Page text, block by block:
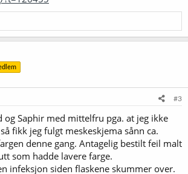
#3
og Saphir med mittelfru pga. at jeg ikke
fikk jeg fulgt meskeskjema sånn ca.
denne gang. Antagelig bestilt feil malt
som hadde lavere farge.
infeksjon siden flaskene skummer over.